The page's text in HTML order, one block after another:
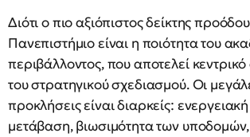
Διότι ο πιο αξιόπιστος δείκτης
Πανεπιστήμιο είναι η ποιότητα του
περιβάλλοντος, που αποτελεί κεντρικό
του στρατηγικού σχεδιασμού. Οι
προκλήσεις είναι διαρκείς: ενεργειακή
μετάβαση, βιωσιμότητα των υποδομών,